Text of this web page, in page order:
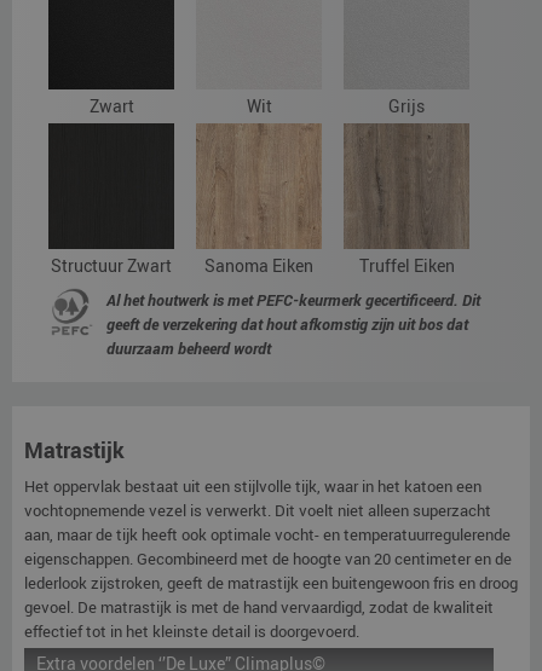
Zwart Wit Grijs
Structuur Zwart Sanoma Eiken Truffel Eiken
Al het houtwerk is met PEFC-keurmerk gecertificeerd. Dit
geeft de verzekering dat hout afkomstig zijn uit bos dat
duurzaam beheerd wordt
Matrastijk
Het oppervlak bestaat uit een stijlvolle tijk, waar in het katoen een
vochtopnemende vezel is verwerkt. Dit voelt niet alleen superzacht
aan, maar de tijk heeft ook optimale vocht- en temperatuurregulerende
eigenschappen. Gecombineerd met de hoogte van 20 centimeter en de
lederlook zijstroken, geeft de matrastijk een buitengewoon fris en droog
gevoel. De matrastijk is met de hand vervaardigd, zodat de kwaliteit
effectief tot in het kleinste detail is doorgevoerd.
Extra voordelen ‘’De Luxe” Climaplus©